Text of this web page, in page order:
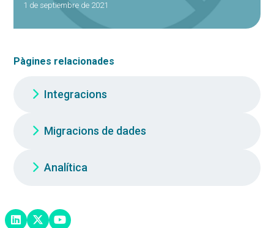
1 de septiembre de 2021
Pàgines relacionades
Integracions
Migracions de dades
Analítica